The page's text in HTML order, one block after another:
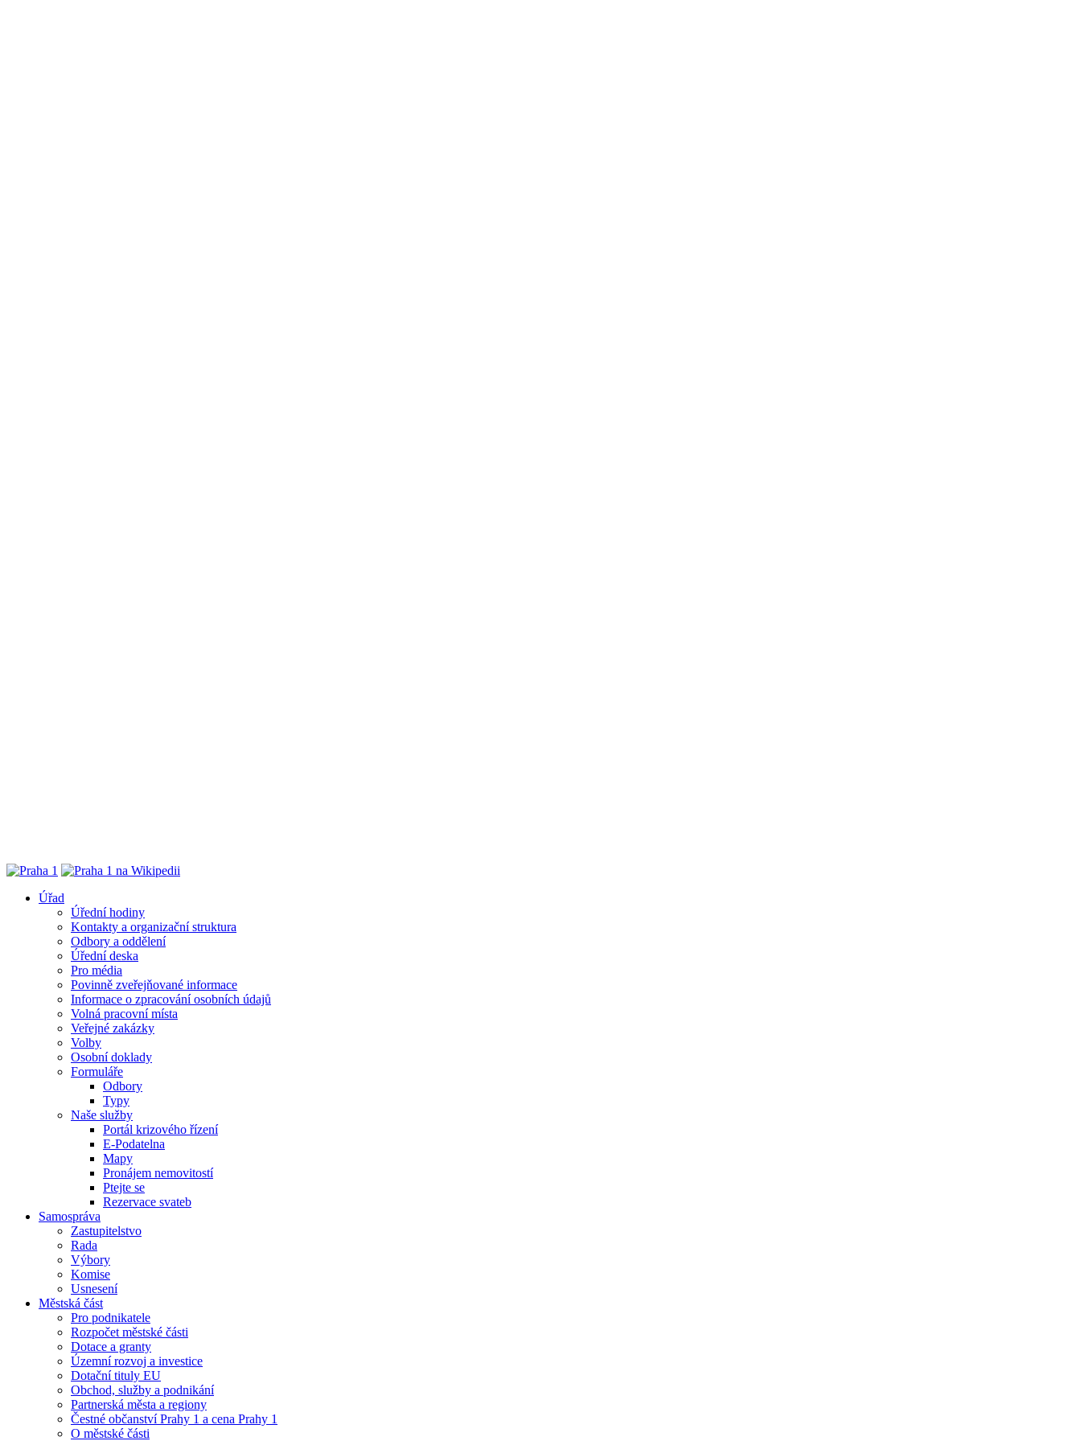
Úřad
Úřední hodiny
Kontakty a organizační struktura
Odbory a oddělení
Úřední deska
Pro média
Povinně zveřejňované informace
Informace o zpracování osobních údajů
Volná pracovní místa
Veřejné zakázky
Volby
Osobní doklady
Formuláře
Odbory
Typy
Naše služby
Portál krizového řízení
E-Podatelna
Mapy
Pronájem nemovitostí
Ptejte se
Rezervace svateb
Samospráva
Zastupitelstvo
Rada
Výbory
Komise
Usnesení
Městská část
Pro podnikatele
Rozpočet městské části
Dotace a granty
Územní rozvoj a investice
Dotační tituly EU
Obchod, služby a podnikání
Partnerská města a regiony
Čestné občanství Prahy 1 a cena Prahy 1
O městské části